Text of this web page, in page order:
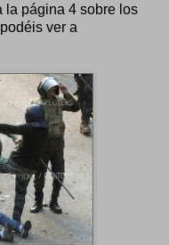
la página 4 sobre los
ver a